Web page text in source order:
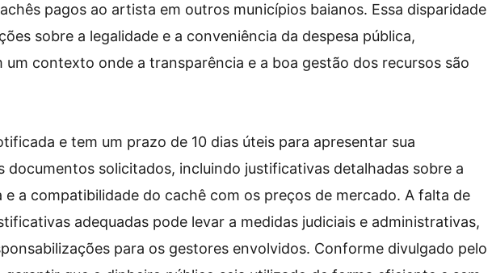
pagos ao artista em outros municípios baianos. Essa disparidade
sobre a legalidade e a conveniência da despesa pública,
um contexto onde a transparência e a boa gestão dos recursos são
e tem um prazo de 10 dias úteis para apresentar sua
documentos solicitados, incluindo justificativas detalhadas sobre a
e a compatibilidade do cachê com os preços de mercado. A falta de
adequadas pode levar a medidas judiciais e administrativas,
para os gestores envolvidos. Conforme divulgado pelo